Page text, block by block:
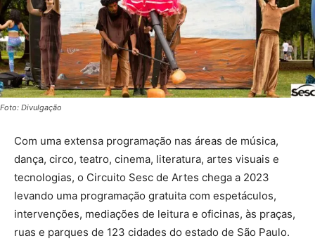
Foto: Divulgação
Com uma extensa programação nas áreas de música,
dança, circo, teatro, cinema, literatura, artes visuais e
tecnologias, o Circuito Sesc de Artes chega a 2023
levando uma programação gratuita com espetáculos,
intervenções, mediações de leitura e oficinas, às praças,
ruas e parques de 123 cidades do estado de São Paulo.